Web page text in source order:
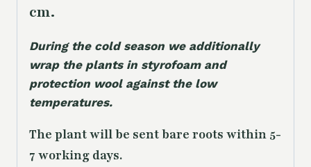
cm.
During the cold season we additionally
wrap the plants in styrofoam and
protection wool against the low
temperatures.
The plant will be sent bare roots within 5-
7 working days.